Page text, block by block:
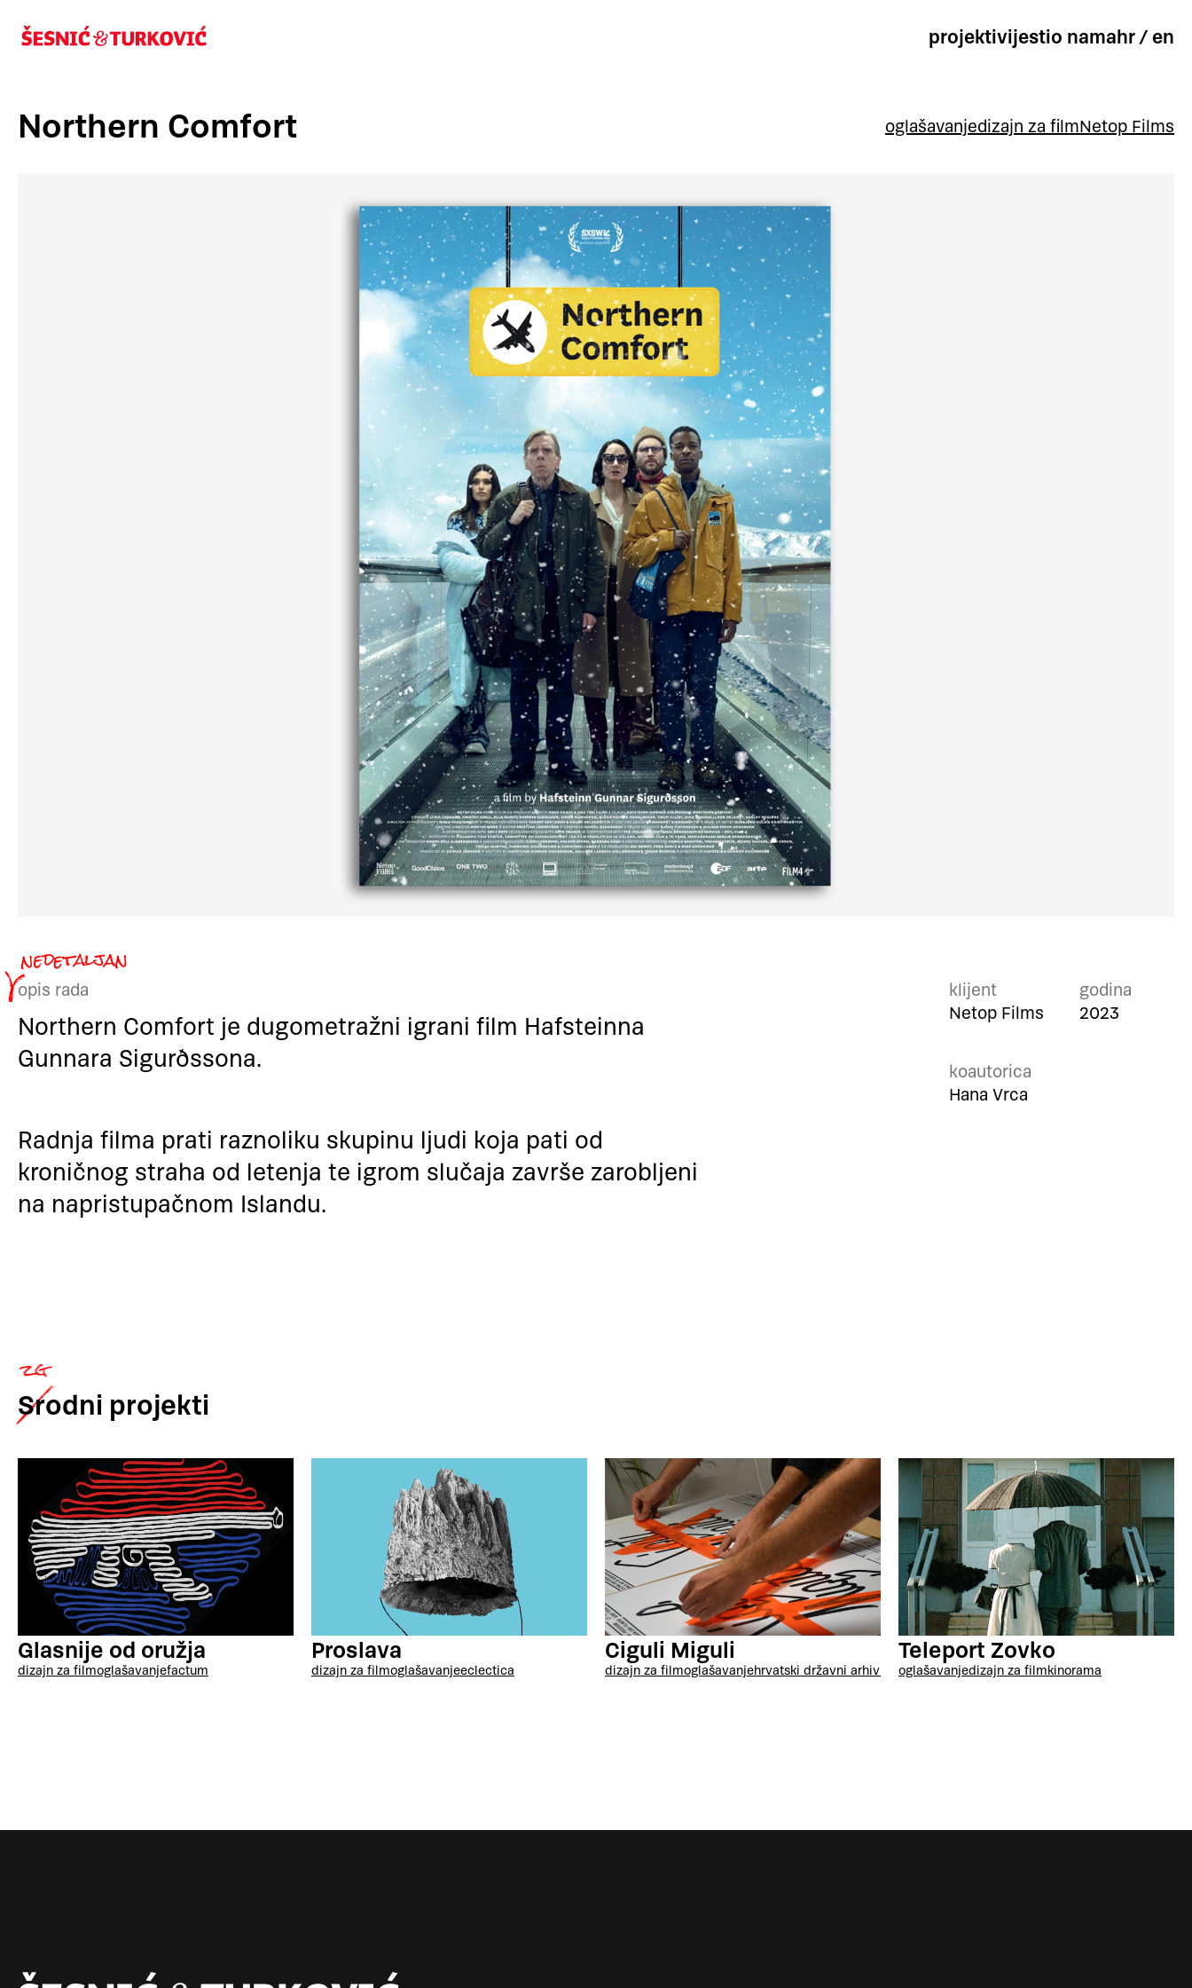
projektivijestio namahr/en
Northern Comfort oglašavanjedizajn za filmNetop Films
opis rada
Northern Comfort je dugometražni igrani film Hafsteinna
Gunnara Sigurðssona.
Radnja filma prati raznoliku skupinu ljudi koja pati od
kroničnog straha od letenja te igrom slučaja završe zarobljeni
na napristupačnom Islandu.
klijent
Netop Films
godina
2023
koautorica
Hana Vrca
Srodni projekti
Glasnije od oružja
dizajn za filmoglašavanjefactum
Proslava
dizajn za filmoglašavanjeeclectica
Ciguli Miguli
dizajn za filmoglašavanjehrvatski državni arhiv - kinoteka
Teleport Zovko
oglašavanjedizajn za filmkinorama